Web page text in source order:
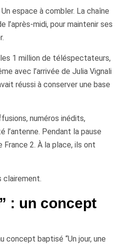
espace à combler. La chaîne
l’après-midi, pour maintenir ses
1 million de téléspectateurs,
avec l’arrivée de Julia Vignali
réussi à conserver une base
numéros inédits,
l’antenne. Pendant la pause
France 2. À la place, ils ont
clairement.
: un concept
concept baptisé “Un jour, une